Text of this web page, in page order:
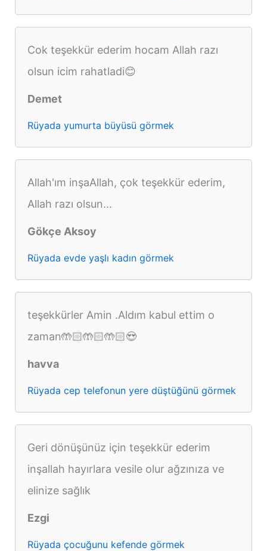
Cok teşekkür ederim hocam Allah razı
olsun icim rahatladi😊
Demet
Rüyada yumurta büyüsü görmek
Allah'ım inşaAllah, çok teşekkür ederim,
Allah razı olsun...
Gökçe Aksoy
Rüyada evde yaşlı kadın görmek
teşekkürler Amin .Aldım kabul ettim o
zaman🤲🏻🤲🏻🤲🏻😍
havva
Rüyada cep telefonun yere düştüğünü görmek
Geri dönüşünüz için teşekkür ederim
inşallah hayırlara vesile olur ağzınıza ve
elinize sağlık
Ezgi
Rüyada çocuğunu kefende görmek